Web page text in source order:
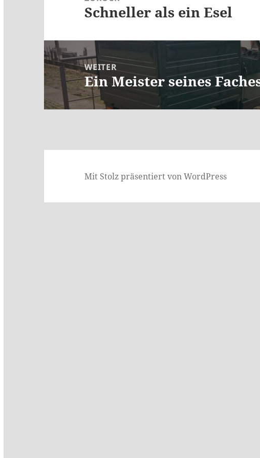
Vorheriger
Schneller als ein Esel
WEITER
Nächster
Beitrag:
Ein Meister seines
Mit Stolz präsentiert von WordPress